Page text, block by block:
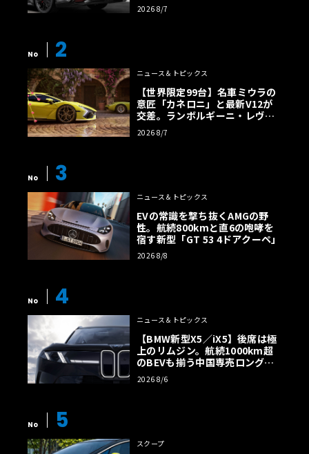
2026 8/7
No 2
ニュース＆トピックス
【世界限定99台】名車ミウラの
意匠「カネロニ」と最新V12が
交差。ランボルギーニ・レヴエ
ルトに60周年記念車が登場
2026 8/7
No 3
ニュース＆トピックス
EVの常識を撃ち抜くAMGの野
性。航続800kmと直6の咆哮を
宿す新型「GT 53 4ドアクーペ」
2026 8/8
No 4
ニュース＆トピックス
【BMW新型X5／iX5】後席は極
上のリムジン。航続1000km超
のBEVも揃う中国専売ロング仕
様の全貌
2026 8/6
No 5
スクープ